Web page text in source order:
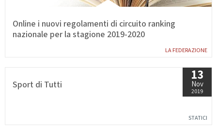
LA FEDERAZIONE
Online i nuovi regolamenti di circuito ranking
nazionale per la stagione 2019-2020
STATICI
13
Nov
2019
Sport di Tutti